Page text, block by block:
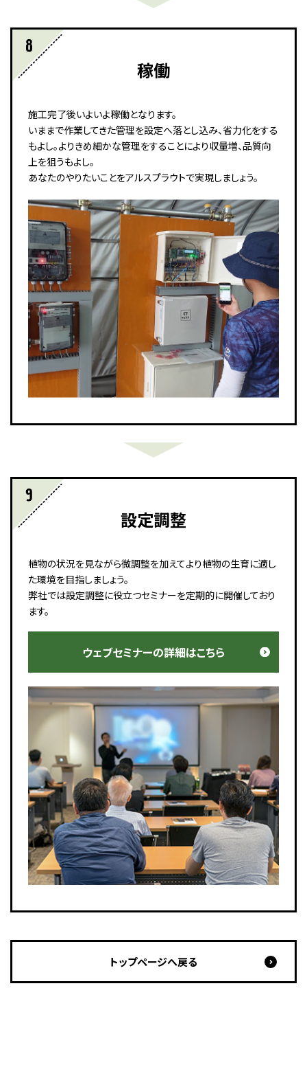
稼働
施工完了後いよいよ稼働となります。
いままで作業してきた管理を設定へ落とし込み、省力化をする
もよし。よりきめ細かな管理をすることにより収量増、品質向
上を狙うもよし。
あなたのやりたいことをアルスプラウトで実現しましょう。
設定調整
植物の状況を見ながら微調整を加えてより植物の生育に適し
た環境を目指しましょう。
弊社では設定調整に役立つセミナーを定期的に開催しており
ます。
ウェブセミナーの詳細はこちら
トップページへ戻る